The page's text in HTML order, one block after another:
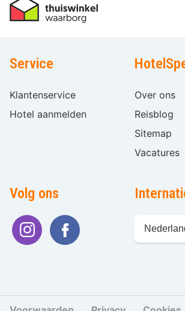
Service
Klantenservice
Hotel aanmelden
Over ons
Reisblog
Sitemap
Vacatures
Volg ons
kiezen